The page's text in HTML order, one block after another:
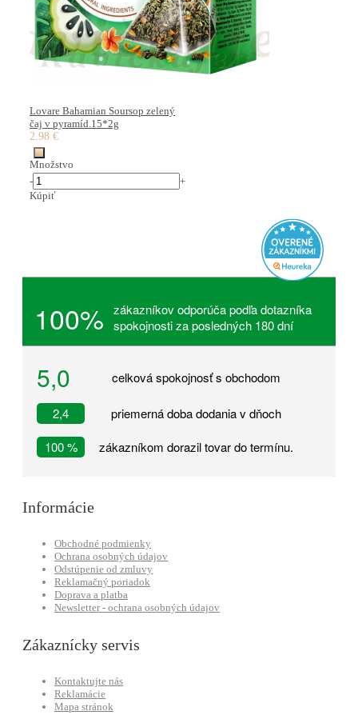
Lovare Bahamian Soursop zelený
čaj v pyramíd.15*2g
2.98 €
Množstvo
-
+
Kúpiť
100%
zákazníkov odporúča podľa dotazníka
spokojnosti za posledných 180 dní
5,0 celková spokojnosť s obchodom
2,4
priemerná doba dodania v dňoch
100 %
zákazníkom dorazil tovar do termínu.
Informácie
Obchodné podmienky
Ochrana osobných údajov
Odstúpenie od zmluvy
Reklamačný poriadok
Doprava a platba
Newsletter - ochrana osobných údajov
Zákaznícky servis
Kontaktujte nás
Reklamácie
Mapa stránok